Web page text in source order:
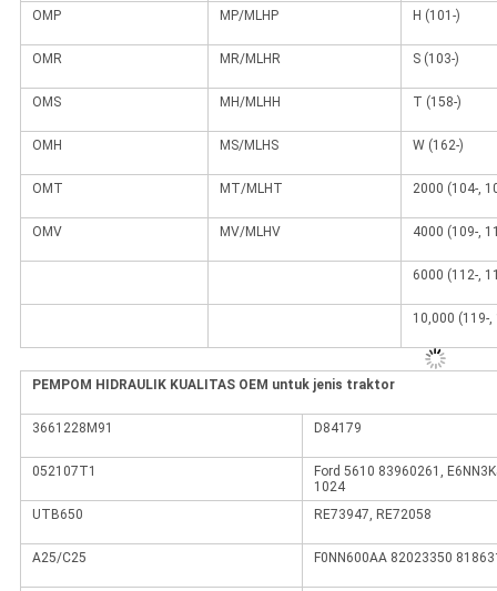
OMP MP/MLHP H (101-)
OMR MR/MLHR S (103-)
OMS MH/MLHH T (158-)
OMH MS/MLHS W (162-)
OMT MT/MLHT 2000 (104-,
OMV MV/MLHV 4000 (109-,
6000 (112-,
10,000 (119-,
PEMPOM HIDRAULIK KUALITAS OEM untuk jenis traktor
3661228M91 D84179
052107T1
Ford 5610 83960261,
1024
UTB650
RE73947, RE72058
A25/C25 F0NN600AA 82023350